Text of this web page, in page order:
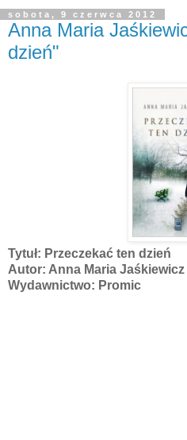
sobota, 9 czerwca 2012
Anna Maria
dzień"
Tytuł: Przeczekać ten dzień
Autor: Anna Maria Jaśkiewicz
Wydawnictwo: Promic